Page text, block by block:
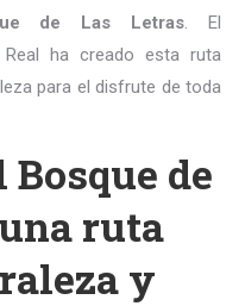
de Las Letras. El
ha creado esta ruta
para el disfrute de toda
de
ruta
y